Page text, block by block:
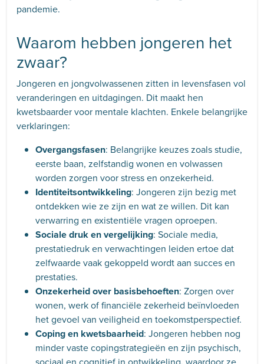
pandemie.
Waarom hebben jongeren het
zwaar?
Jongeren en jongvolwassenen zitten in levensfasen vol
veranderingen en uitdagingen. Dit maakt hen
kwetsbaarder voor mentale klachten. Enkele belangrijke
verklaringen:
Overgangsfasen: Belangrijke keuzes zoals studie,
eerste baan, zelfstandig wonen en volwassen
worden zorgen voor stress en onzekerheid.
Identiteitsontwikkeling: Jongeren zijn bezig met
ontdekken wie ze zijn en wat ze willen. Dit kan
verwarring en existentiële vragen oproepen.
Sociale druk en vergelijking: Sociale media,
prestatiedruk en verwachtingen leiden ertoe dat
zelfwaarde vaak gekoppeld wordt aan succes en
prestaties.
Onzekerheid over basisbehoeften: Zorgen over
wonen, werk of financiële zekerheid beïnvloeden
het gevoel van veiligheid en toekomstperspectief.
Coping en kwetsbaarheid: Jongeren hebben nog
minder vaste copingstrategieën en zijn psychisch,